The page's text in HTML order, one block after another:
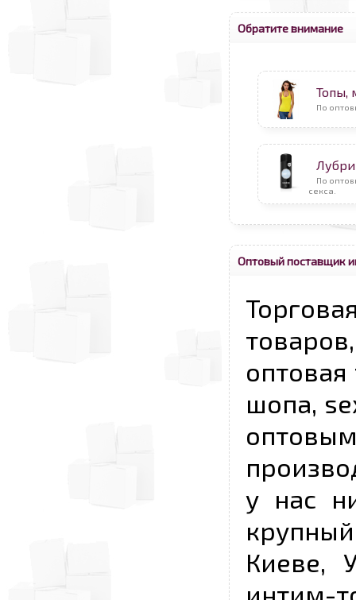
Обратите внимание
Топы,
По
По
секса.
Оптовый поставщик
шопа,
у нас
Киеве,